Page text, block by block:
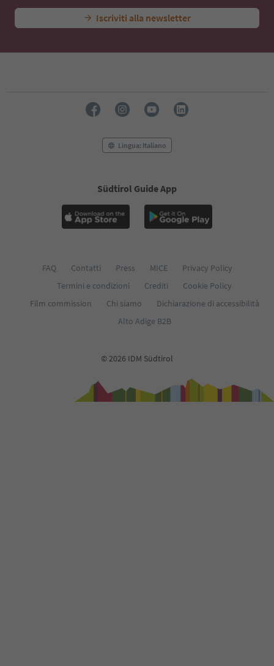
Iscriviti alla newsletter
Lingua: Italiano
Südtirol Guide App
FAQ Contatti Press MICE
Privacy Policy
Termini e condizioni
Crediti
Cookie Policy
Film commission
Chi siamo
Dichiarazione di accessibilità
Alto Adige B2B
© 2026 IDM Südtirol